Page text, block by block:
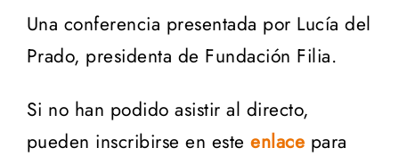
Una conferencia presentada por Lucía del
Prado, presidenta de Fundación Filia.
Si no han podido asistir al directo,
pueden inscribirse en esteenlace para